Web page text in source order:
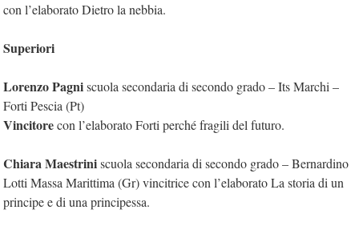
con l’elaborato Dietro la nebbia.
Superiori
Lorenzo Pagniscuola secondaria di secondo grado – Its Marchi –
Forti Pescia (Pt)
Vincitorecon l’elaborato Forti perché fragili del futuro.
Chiara Maestriniscuola secondaria di secondo grado – Bernardino
Lotti Massa Marittima (Gr) vincitrice con l’elaborato La storia di un
principe e di una principessa.